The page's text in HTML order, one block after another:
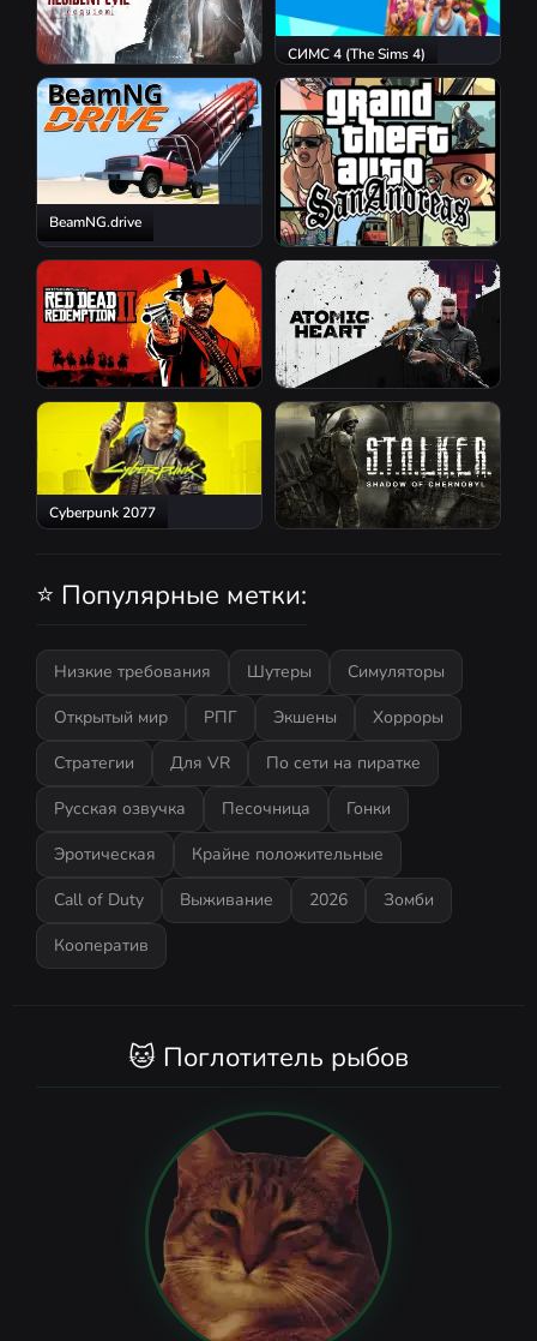
Resident Evil Requiem
СИМС 4 (The Sims 4)
BeamNG.drive
GTA San Andreas
Red Dead Redemption 2 Atomic Heart
Cyberpunk 2077
⭐ Популярные метки:
Низкие требования Шутеры
Симуляторы
Открытый мир
РПГ Экшены
Хорроры
Стратегии
Для VR
По сети на пиратке
Русская озвучка
Песочница
Гонки
Эротическая
Крайне положительные
Call of Duty
Выживание 2026
Зомби
Кооператив
🐱 Поглотитель рыбов